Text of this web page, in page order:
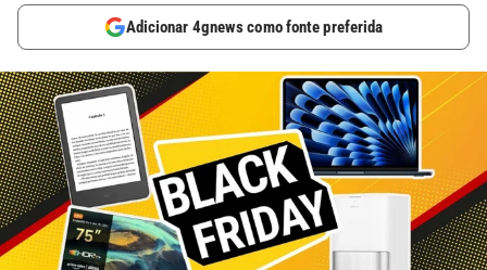
Adicionar 4gnews como fonte preferida